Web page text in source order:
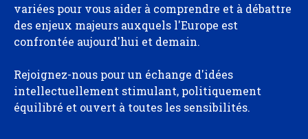
variées pour vous aider à comprendre et à débattre
des enjeux majeurs auxquels l'Europe est
confrontée aujourd'hui et demain.
Rejoignez-nous pour un échange d'idées
intellectuellement stimulant, politiquement
équilibré et ouvert à toutes les sensibilités.